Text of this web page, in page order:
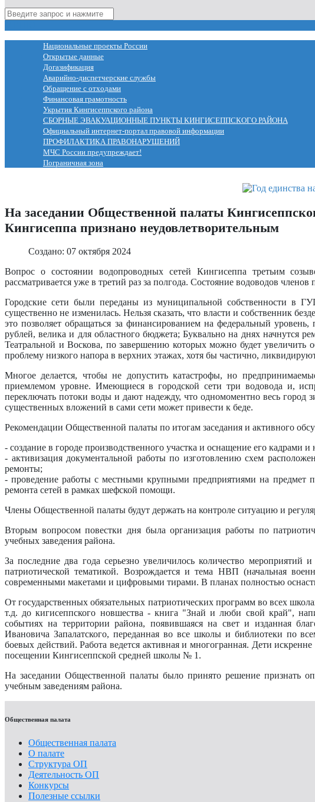
Национальные проекты России
Открытые данные
Догазификация
Аварийно-диспетчерские службы
Обращение с отходами
Финансовая грамотность
Укрытия Кингисеппского района
СБОРНЫЕ ЭВАКУАЦИОННЫЕ ПУНКТЫ КИНГИСЕППСКОГО РАЙОНА
Официальный интернет-портал правовой информации
ПРОФИЛАКТИКА ПРАВОНАРУШЕНИЙ
МЧС России предупреждает!
Пограничная зона
На заседании Общественной палаты
Кингисеппа признано неудовлетворительным
Создано: 07 октября 2024
Вопрос о состоянии водопроводных сетей Кингисеппа третьим
рассматривается уже в третий раз за полгода. Состояние водоводов членов
Городские сети были переданы из муниципальной собственности в
существенно не изменилась. Нельзя сказать, что власти и собственник
это позволяет обращаться за финансированием на федеральный
рублей, велика и для областного бюджета; Буквально на днях начнутся
Театральной и Воскова, по завершению которых можно будет
проблему низкого напора в верхних этажах, хотя бы частично,
Многое делается, чтобы не допустить катастрофы, но
приемлемом уровне. Имеющиеся в городской сети три водовода и,
переключать потоки воды и дают надежду, что одномоментно весь город
существенных вложений в сами сети может привести к беде.
Рекомендации Общественной палаты по итогам заседания и активного
- создание в городе производственного участка и оснащение его кадрами
- активизация документальной работы по изготовлению схем
ремонты;
- проведение работы с местными крупными предприятиями на предмет
ремонта сетей в рамках шефской помощи.
Члены Общественной палаты будут держать на контроле ситуацию и
Вторым вопросом повестки дня была организация работы по
учебных заведения района.
За последние два года серьезно увеличилось количество
патриотической тематикой. Возрождается и тема НВП (начальная
современными макетами и цифровыми тирами. В планах полностью
От государственных обязательных патриотических программ во всех
т.д. до кигисеппского новшества - книга "Знай и люби свой край",
событиях на территории района, появившаяся на свет и изданная
Ивановича Запалатского, переданная во все школы и библиотеки по
боевых действий. Работа ведется активная и многогранная. Дети
посещении Кингисеппской средней школы № 1.
На заседании Общественной палаты было принято решение признать
учебным заведениям района.
Общественная палата
Общественная палата
О палате
Структура ОП
Деятельность ОП
Конкурсы
Полезные ссылки